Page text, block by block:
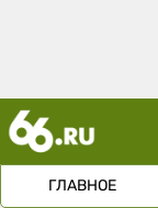
ГЛАВНОЕ